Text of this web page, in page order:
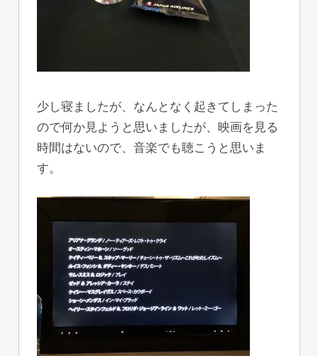
少し寝ましたが、なんとなく起きてしまった
ので何か見ようと思いましたが、映画を見る
時間はないので、音楽でも聴こうと思いま
す。